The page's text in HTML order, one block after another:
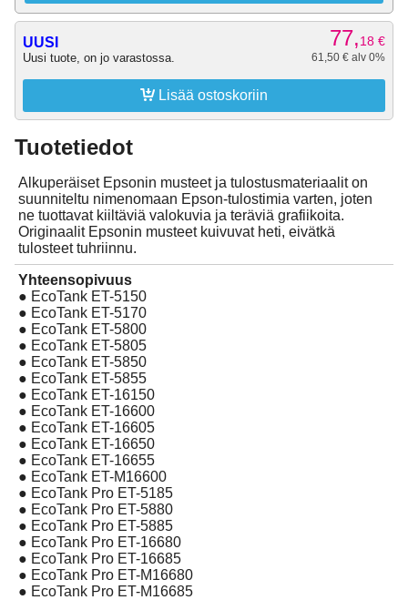
UUSI
Uusi tuote, on jo varastossa.
77,18 €
61,50 € alv 0%
 Lisää ostoskoriin
Tuotetiedot
Alkuperäiset Epsonin musteet ja tulostusmateriaalit on
suunniteltu nimenomaan Epson-tulostimia varten, joten
ne tuottavat kiiltäviä valokuvia ja teräviä grafiikoita.
Originaalit Epsonin musteet kuivuvat heti, eivätkä
tulosteet tuhriinnu.
Yhteensopivuus
● EcoTank ET-5150
● EcoTank ET-5170
● EcoTank ET-5800
● EcoTank ET-5805
● EcoTank ET-5850
● EcoTank ET-5855
● EcoTank ET-16150
● EcoTank ET-16600
● EcoTank ET-16605
● EcoTank ET-16650
● EcoTank ET-16655
● EcoTank ET-M16600
● EcoTank Pro ET-5185
● EcoTank Pro ET-5880
● EcoTank Pro ET-5885
● EcoTank Pro ET-16680
● EcoTank Pro ET-16685
● EcoTank Pro ET-M16680
● EcoTank Pro ET-M16685